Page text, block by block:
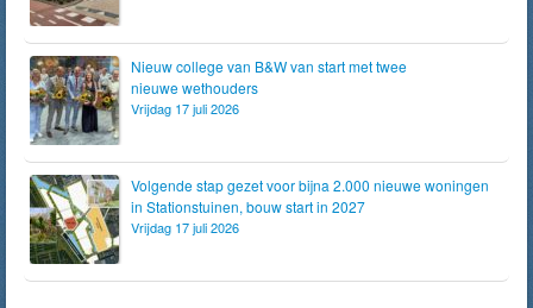
Nieuw college van B&W van start met twee
nieuwe wethouders
Vrijdag 17 juli 2026
Volgende stap gezet voor bijna 2.000 nieuwe woningen
in Stationstuinen, bouw start in 2027
Vrijdag 17 juli 2026